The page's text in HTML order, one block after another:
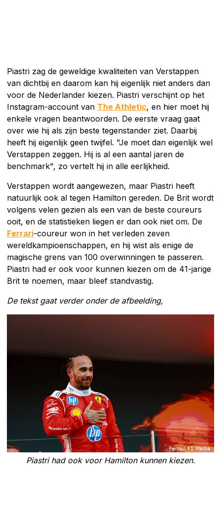
Piastri zag de geweldige kwaliteiten van Verstappen
van dichtbij en daarom kan hij eigenlijk niet anders dan
voor de Nederlander kiezen. Piastri verschijnt op het
Instagram-account van The Athletic, en hier moet hij
enkele vragen beantwoorden. De eerste vraag gaat
over wie hij als zijn beste tegenstander ziet. Daarbij
heeft hij eigenlijk geen twijfel. "Je moet dan eigenlijk wel
Verstappen zeggen. Hij is al een aantal jaren de
benchmark", zo vertelt hij in alle eerlijkheid.
Verstappen wordt aangewezen, maar Piastri heeft
natuurlijk ook al tegen Hamilton gereden. De Brit wordt
volgens velen gezien als een van de beste coureurs
ooit, en de statistieken liegen er dan ook niet om. De
Ferrari-coureur won in het verleden zeven
wereldkampioenschappen, en hij wist als enige de
magische grens van 100 overwinningen te passeren.
Piastri had er ook voor kunnen kiezen om de 41-jarige
Brit te noemen, maar bleef standvastig.
De tekst gaat verder onder de afbeelding,
Piastri had ook voor Hamilton kunnen kiezen.